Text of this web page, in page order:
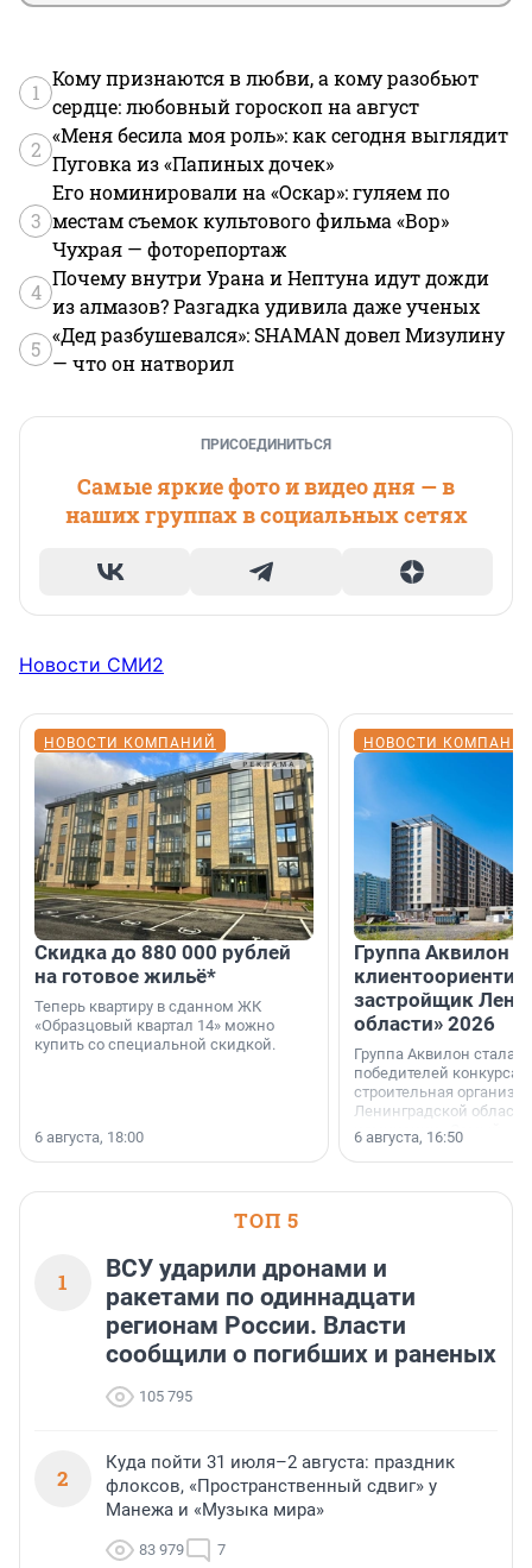
1
Кому признаются в любви, а кому разобьют
сердце: любовный гороскоп на август
2
«Меня бесила моя роль»: как сегодня выглядит
Пуговка из «Папиных дочек»
3
Его номинировали на «Оскар»: гуляем по
местам съемок культового фильма «Вор»
Чухрая — фоторепортаж
4
Почему внутри Урана и Нептуна идут дожди
из алмазов? Разгадка удивила даже ученых
5
«Дед разбушевался»: SHAMAN довел Мизулину
— что он натворил
ПРИСОЕДИНИТЬСЯ
Самые яркие фото и видео дня — в
наших группах в социальных сетях
Новости СМИ2
НОВОСТИ КОМПАНИЙ
Скидка до 880 000 рублей
на готовое жильё*
Теперь квартиру в сданном ЖК
«Образцовый квартал 14» можно
купить со специальной скидкой.
6 августа, 18:00
НОВОСТИ
Группа Аквилон
застройщик
области» 2026
Группа Аквилон стала
победителей конкурса
строительная
Ленинградской области
номинации «Самый
застройщик
6 августа, 16:50
ТОП 5
1
ВСУ ударили дронами и
ракетами по одиннадцати
регионам России. Власти
сообщили о погибших и раненых
105 795
2
Куда пойти 31 июля–2 августа: праздник
флоксов, «Пространственный сдвиг» у
Манежа и «Музыка мира»
83 979 7